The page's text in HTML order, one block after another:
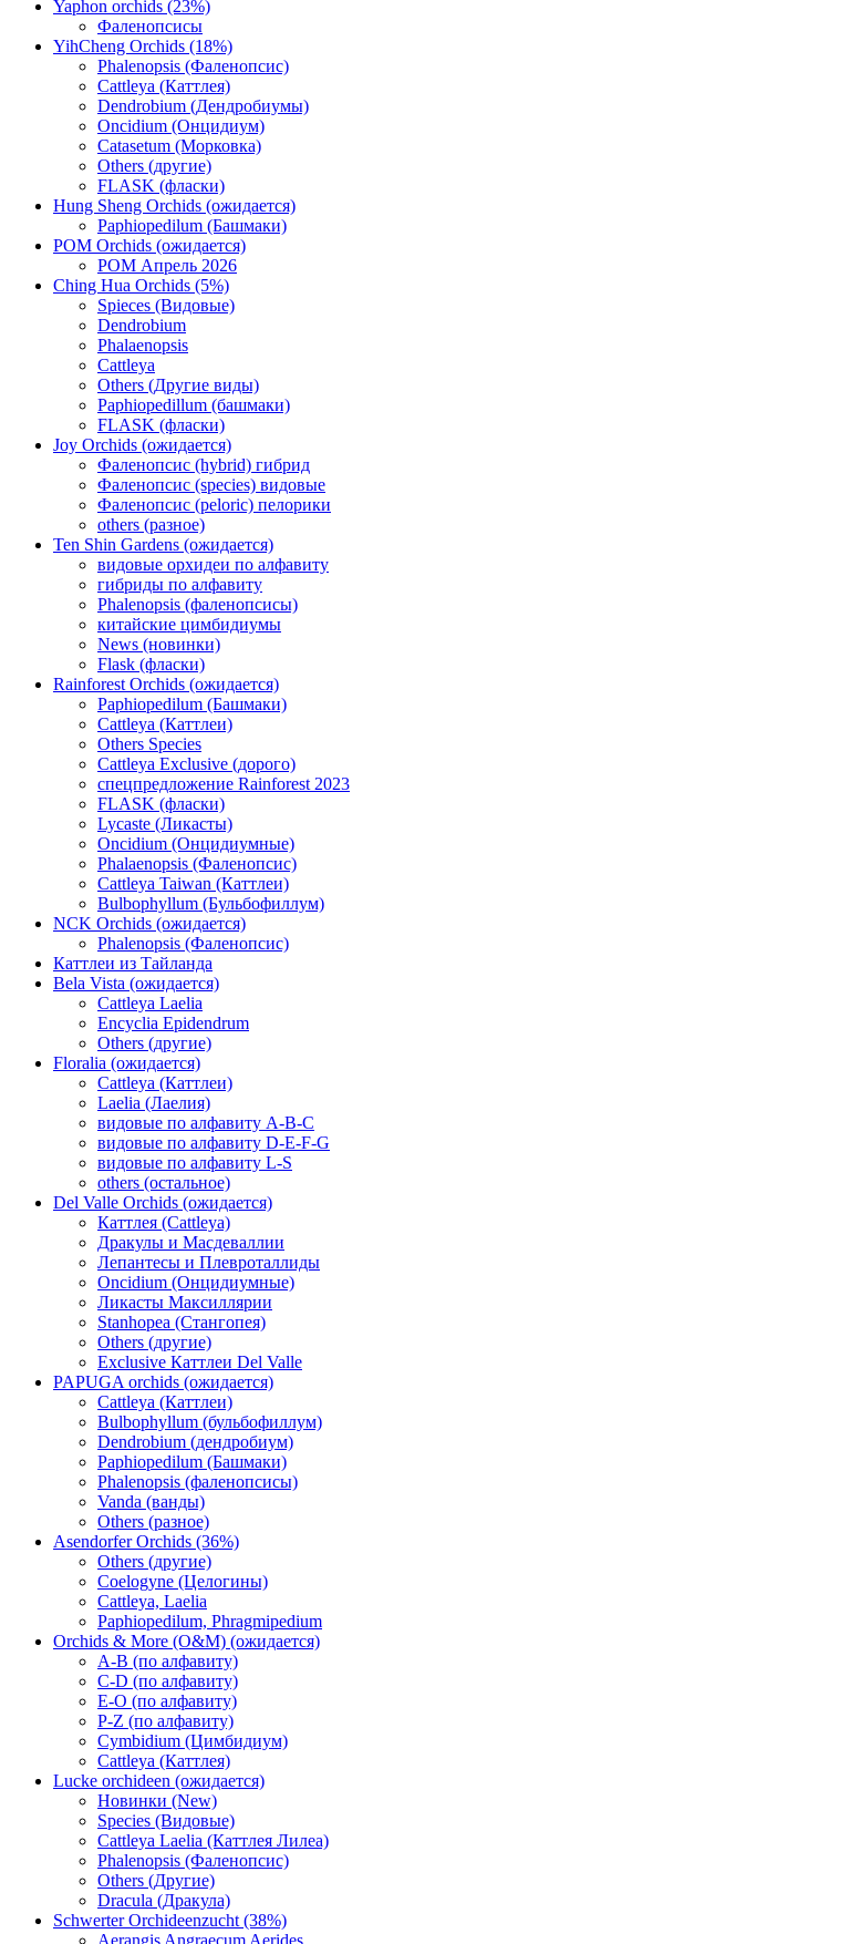
Yaphon orchids (23%)
Фаленопсисы
YihCheng Orchids (18%)
Phalenopsis (Фаленопсис)
Cattleya (Каттлея)
Dendrobium (Дендробиумы)
Oncidium (Онцидиум)
Catasetum (Морковка)
Others (другие)
FLASK (фласки)
Hung Sheng Orchids (ожидается)
Paphiopedilum (Башмаки)
POM Orchids (ожидается)
POM Апрель 2026
Ching Hua Orchids (5%)
Spieces (Видовые)
Dendrobium
Phalaenopsis
Cattleya
Others (Другие виды)
Paphiopedillum (башмаки)
FLASK (фласки)
Joy Orchids (ожидается)
Фаленопсис (hybrid) гибрид
Фаленопсис (species) видовые
Фаленопсис (peloric) пелорики
others (разное)
Ten Shin Gardens (ожидается)
видовые орхидеи по алфавиту
гибриды по алфавиту
Phalenopsis (фаленопсисы)
китайские цимбидиумы
News (новинки)
Flask (фласки)
Rainforest Orchids (ожидается)
Paphiopedilum (Башмаки)
Cattleya (Каттлеи)
Others Species
Cattleya Exclusive (дорого)
спецпредложение Rainforest 2023
FLASK (фласки)
Lycaste (Ликасты)
Oncidium (Онцидиумные)
Phalaenopsis (Фаленопсис)
Cattleya Taiwan (Каттлеи)
Bulbophyllum (Бульбофиллум)
NCK Orchids (ожидается)
Phalenopsis (Фаленопсис)
Каттлеи из Тайланда
Bela Vista (ожидается)
Cattleya Laelia
Encyclia Epidendrum
Others (другие)
Floralia (ожидается)
Cattleya (Каттлеи)
Laelia (Лаелия)
видовые по алфавиту A-B-C
видовые по алфавиту D-E-F-G
видовые по алфавиту L-S
others (остальное)
Del Valle Orchids (ожидается)
Каттлея (Cattleya)
Дракулы и Масдеваллии
Лепантесы и Плевроталлиды
Oncidium (Онцидиумные)
Ликасты Максиллярии
Stanhopea (Стангопея)
Others (другие)
Exclusive Каттлеи Del Valle
PAPUGA orchids (ожидается)
Cattleya (Каттлеи)
Bulbophyllum (бульбофиллум)
Dendrobium (дендробиум)
Paphiopedilum (Башмаки)
Phalenopsis (фаленопсисы)
Vanda (ванды)
Others (разное)
Asendorfer Orchids (36%)
Others (другие)
Coelogyne (Целогины)
Cattleya, Laelia
Paphiopedilum, Phragmipedium
Orchids & More (O&M) (ожидается)
A-B (по алфавиту)
C-D (по алфавиту)
E-O (по алфавиту)
P-Z (по алфавиту)
Cymbidium (Цимбидиум)
Cattleya (Каттлея)
Lucke orchideen (ожидается)
Новинки (New)
Species (Видовые)
Cattleya Laelia (Каттлея Лилеа)
Phalenopsis (Фаленопсис)
Others (Другие)
Dracula (Дракула)
Schwerter Orchideenzucht (38%)
Aerangis Angraecum Aerides